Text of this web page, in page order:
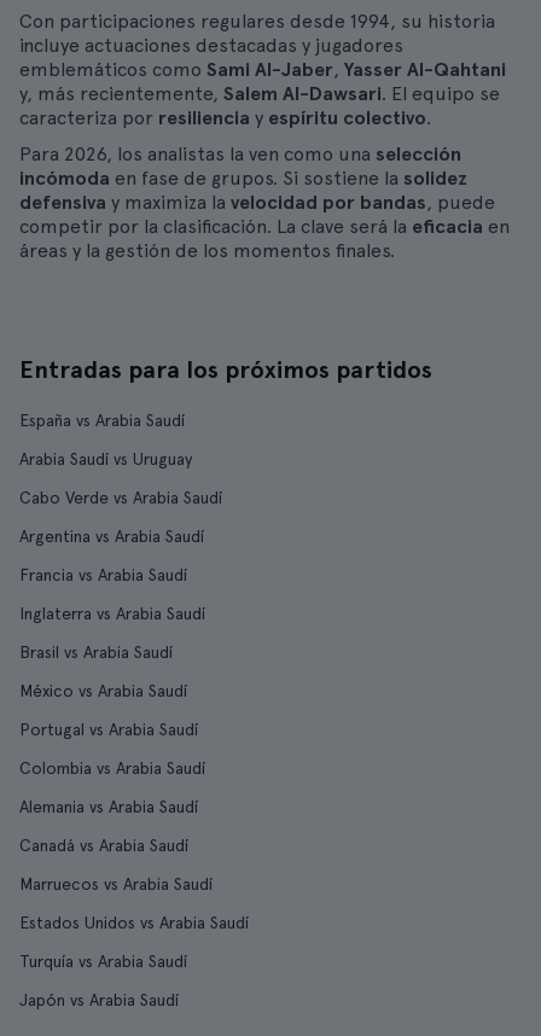
Con participaciones regulares desde 1994, su historia
incluye actuaciones destacadas y jugadores
emblemáticos como Sami Al-Jaber, Yasser Al-Qahtani
y, más recientemente, Salem Al-Dawsari. El equipo se
caracteriza por resiliencia y espíritu colectivo.
Para 2026, los analistas la ven como una selección
incómoda en fase de grupos. Si sostiene la solidez
defensiva y maximiza la velocidad por bandas, puede
competir por la clasificación. La clave será la eficacia en
áreas y la gestión de los momentos finales.
Entradas para los próximos partidos
España vs Arabia Saudí
Arabia Saudí vs Uruguay
Cabo Verde vs Arabia Saudí
Argentina vs Arabia Saudí
Francia vs Arabia Saudí
Inglaterra vs Arabia Saudí
Brasil vs Arabia Saudí
México vs Arabia Saudí
Portugal vs Arabia Saudí
Colombia vs Arabia Saudí
Alemania vs Arabia Saudí
Canadá vs Arabia Saudí
Marruecos vs Arabia Saudí
Estados Unidos vs Arabia Saudí
Turquía vs Arabia Saudí
Japón vs Arabia Saudí